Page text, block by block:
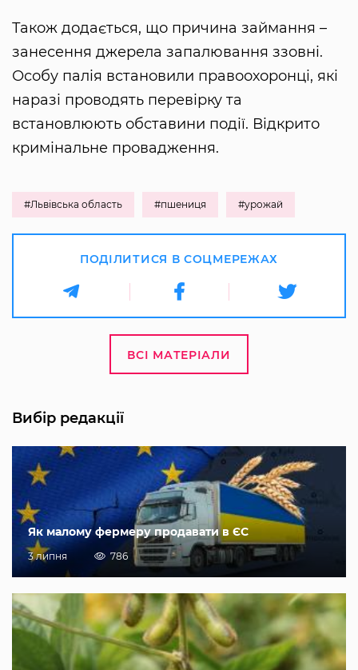
Також додається, що причина займання –
занесення джерела запалювання ззовні.
Особу палія встановили правоохоронці, які
наразі проводять перевірку та
встановлюють обставини події. Відкрито
кримінальне провадження.
#Львівська область #пшениця #урожай
ПОДІЛИТИСЯ В СОЦМЕРЕЖАХ
ВСІ МАТЕРІАЛИ
Вибір редакції
Як малому фермеру продавати в ЄС
3 липня 786